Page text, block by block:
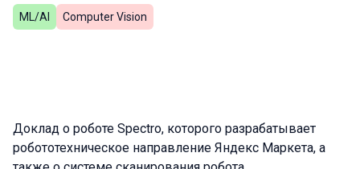
ML/AI Computer Vision
Доклад о роботе Spectro, которого разрабатывает
робототехническое направление Яндекс Маркета, а